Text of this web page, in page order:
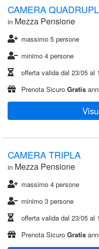
CAMERA
in Mezza Pensione
massimo 5 persone
minimo 4 persone
offerta valida dal 23/05 al
Prenota Sicuro Gratis
CAMERA TRIPLA
in Mezza Pensione
massimo 4 persone
minimo 3 persone
offerta valida dal 23/05 al
Prenota Sicuro Gratis